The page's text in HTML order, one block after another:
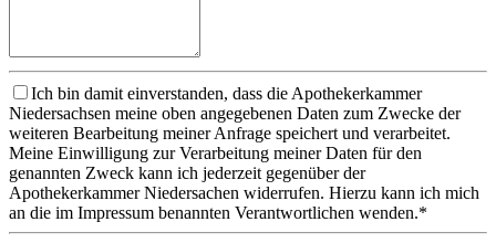
Ich bin damit einverstanden, dass die Apothekerkammer
Niedersachsen meine oben angegebenen Daten zum Zwecke der
weiteren Bearbeitung meiner Anfrage speichert und verarbeitet.
Meine Einwilligung zur Verarbeitung meiner Daten für den
genannten Zweck kann ich jederzeit gegenüber der
Apothekerkammer Niedersachen widerrufen. Hierzu kann ich mich
an die im Impressum benannten Verantwortlichen wenden.*